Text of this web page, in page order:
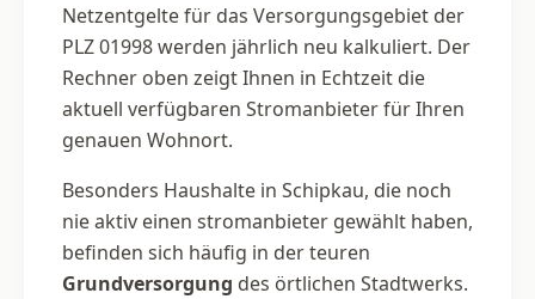
Netzentgelte für das Versorgungsgebiet der
PLZ 01998 werden jährlich neu kalkuliert. Der
Rechner oben zeigt Ihnen in Echtzeit die
aktuell verfügbaren Stromanbieter für Ihren
genauen Wohnort.
Besonders Haushalte in Schipkau, die noch
nie aktiv einen stromanbieter gewählt haben,
befinden sich häufig in der teuren
Grundversorgung des örtlichen Stadtwerks.